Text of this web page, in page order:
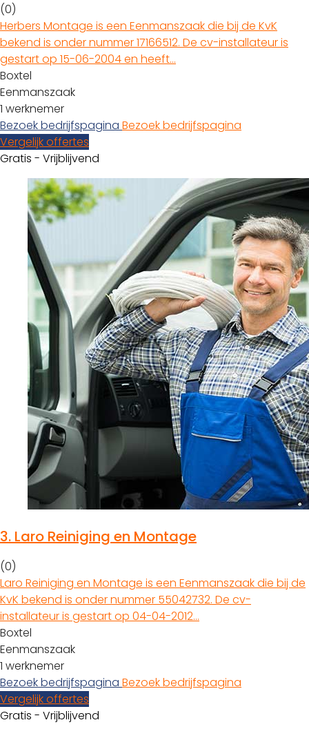
(0)
Herbers Montage is een Eenmanszaak die bij de KvK
bekend is onder nummer 17166512. De cv-installateur is
gestart op 15-06-2004 en heeft…
Boxtel
Eenmanszaak
1 werknemer
Bezoek bedrijfspagina Bezoek bedrijfspagina
Vergelijk offertes
Gratis - Vrijblijvend
3. Laro Reiniging en Montage
(0)
Laro Reiniging en Montage is een Eenmanszaak die bij de
KvK bekend is onder nummer 55042732. De cv-
installateur is gestart op 04-04-2012…
Boxtel
Eenmanszaak
1 werknemer
Bezoek bedrijfspagina Bezoek bedrijfspagina
Vergelijk offertes
Gratis - Vrijblijvend